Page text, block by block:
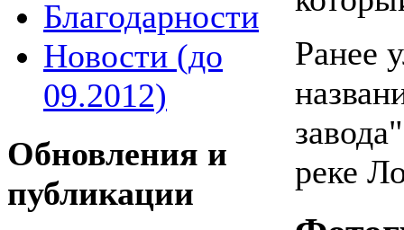
Благодарности
Новости (до
09.2012)
Обновления и
публикации
Ранее
реке